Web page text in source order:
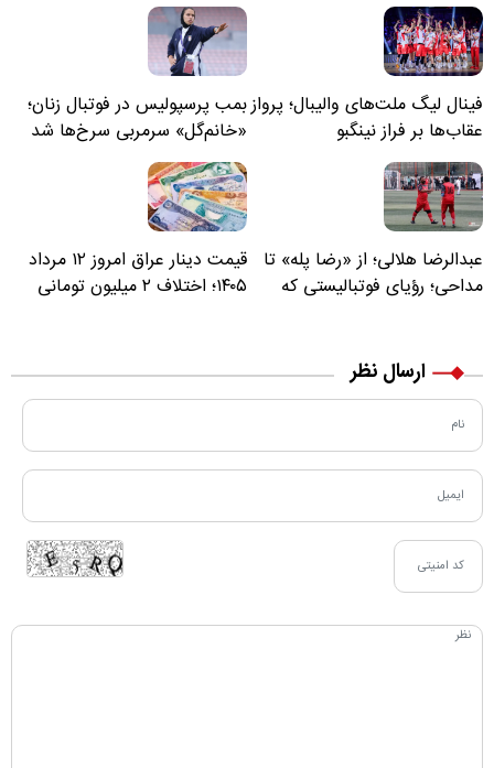
فینال لیگ ملت‌های والیبال؛ پرواز
عقاب‌ها بر فراز نینگبو
بمب پرسپولیس در فوتبال زنان؛
«خانم‌گل» سرمربی سرخ‌ها شد
عبدالرضا هلالی؛ از «رضا پله» تا
مداحی؛ رؤیای فوتبالیستی که
قیمت دینار عراق امروز ۱۲ مرداد
۱۴۰۵؛ اختلاف ۲ میلیون تومانی
ارسال نظر